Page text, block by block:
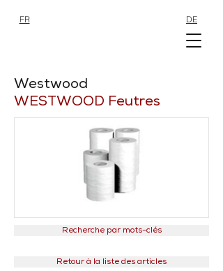
FR DE
Westwood
WESTWOOD Feutres
Recherche par mots-clés
Retour à la liste des articles